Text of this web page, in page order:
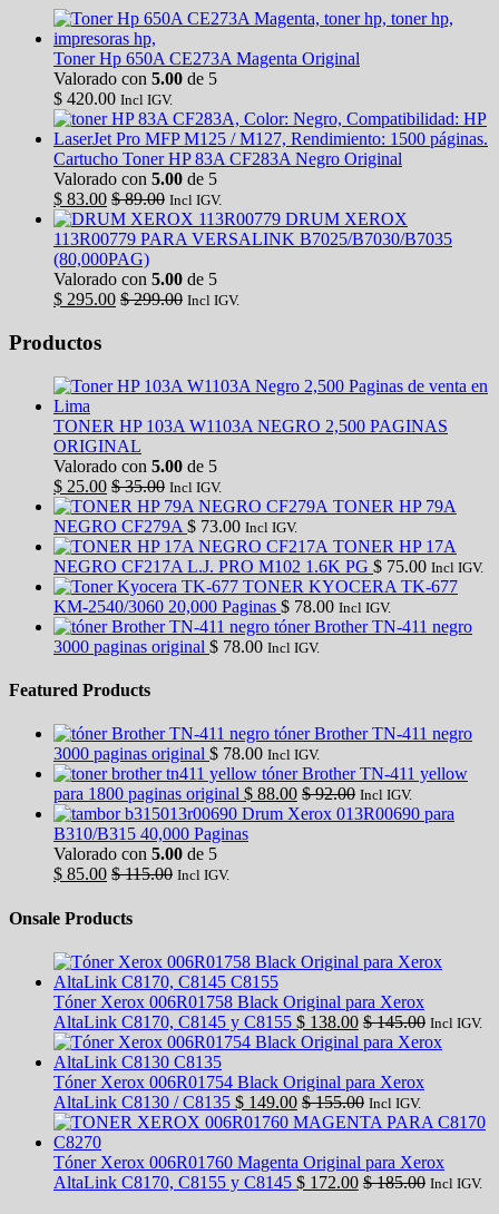
Toner Hp 650A CE273A Magenta Original
Valorado con 5.00 de 5
$ 420.00 Incl IGV.
Cartucho Toner HP 83A CF283A Negro Original
Valorado con 5.00 de 5
$ 83.00 $89.00 Incl IGV.
DRUM XEROX
113R00779 PARA VERSALINK B7025/B7030/B7035
(80,000PAG)
Valorado con 5.00 de 5
$ 295.00 $299.00 Incl IGV.
Productos
TONER HP 103A W1103A NEGRO 2,500 PAGINAS
ORIGINAL
Valorado con 5.00 de 5
$ 25.00 $35.00 Incl IGV.
TONER HP 79A
NEGRO CF279A $ 73.00 Incl IGV.
TONER HP 17A
NEGRO CF217A L.J. PRO M102 1.6K PG $ 75.00 Incl IGV.
TONER KYOCERA TK-677
KM-2540/3060 20,000 Paginas $ 78.00 Incl IGV.
tóner Brother TN-411 negro
3000 paginas original $ 78.00 Incl IGV.
Featured Products
tóner Brother TN-411 negro
3000 paginas original $ 78.00 Incl IGV.
tóner Brother TN-411 yellow
para 1800 paginas original $ 88.00 $92.00 Incl IGV.
Drum Xerox 013R00690 para
B310/B315 40,000 Paginas
Valorado con 5.00 de 5
$ 85.00 $115.00 Incl IGV.
Onsale Products
Tóner Xerox 006R01758 Black Original para Xerox
AltaLink C8170, C8145 y C8155 $ 138.00 $145.00 Incl IGV.
Tóner Xerox 006R01754 Black Original para Xerox
AltaLink C8130 / C8135 $ 149.00 $155.00 Incl IGV.
Tóner Xerox 006R01760 Magenta Original para Xerox
AltaLink C8170, C8155 y C8145 $ 172.00 $185.00 Incl IGV.